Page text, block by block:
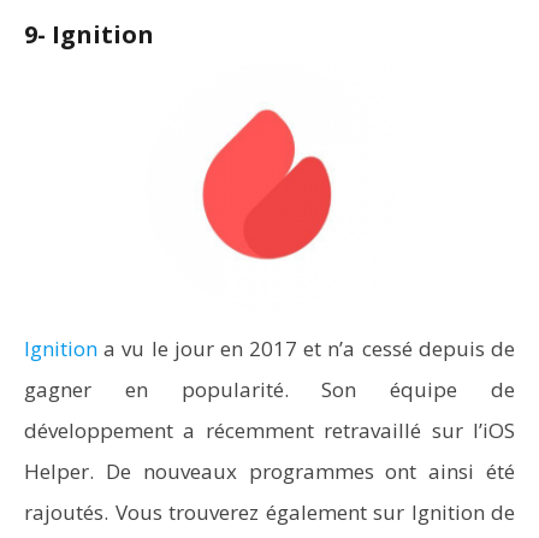
9- Ignition
Ignition a vu le jour en 2017 et n’a cessé depuis de
gagner en popularité. Son équipe de
développement a récemment retravaillé sur l’iOS
Helper. De nouveaux programmes ont ainsi été
rajoutés. Vous trouverez également sur Ignition de